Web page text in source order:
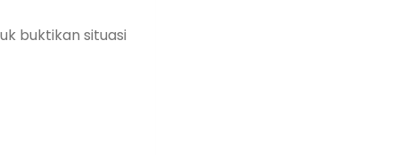
buktikan situasi